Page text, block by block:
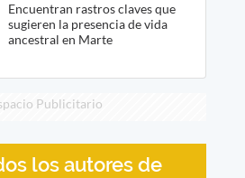
Encuentran rastros claves que
sugieren la presencia de vida
ancestral en Marte
Publicitario
los autores de